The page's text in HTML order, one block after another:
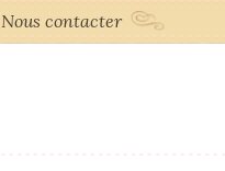
Nous contacter